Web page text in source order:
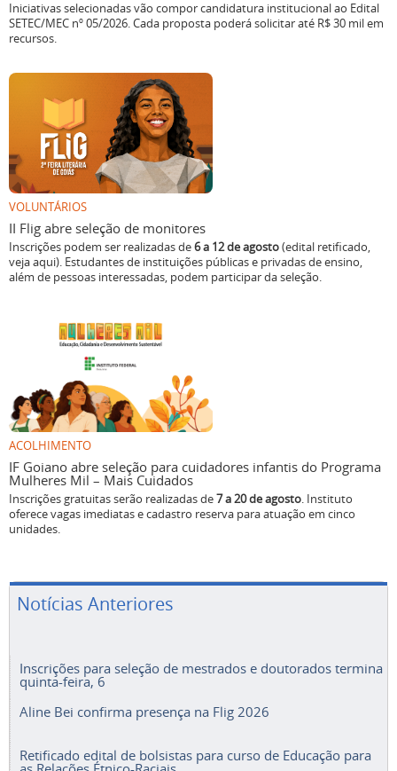
Iniciativas selecionadas vão compor candidatura institucional ao Edital
SETEC/MEC nº 05/2026. Cada proposta poderá solicitar até R$ 30 mil em
recursos.
VOLUNTÁRIOS
II Flig abre seleção de monitores
Inscrições podem ser realizadas de6 a 12 de agosto(edital retificado,
veja aqui). Estudantes de instituições públicas e privadas de ensino,
além de pessoas interessadas, podem participar da seleção.
ACOLHIMENTO
IF Goiano abre seleção para cuidadores infantis do Programa
Mulheres Mil – Mais Cuidados
Inscrições gratuitas serão realizadas de7 a 20 de agosto. Instituto
oferece vagas imediatas e cadastro reserva para atuação em cinco
unidades.
Notícias Anteriores
Inscrições para seleção de mestrados e doutorados termina
quinta-feira, 6
Aline Bei confirma presença na Flig 2026
Retificado edital de bolsistas para curso de Educação para